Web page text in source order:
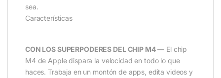
sea.
Características
CON LOS SUPERPODERES DEL CHIP M4— El chip
M4 de Apple dispara la velocidad en todo lo que
haces. Trabaja en un montón de apps, edita videos y